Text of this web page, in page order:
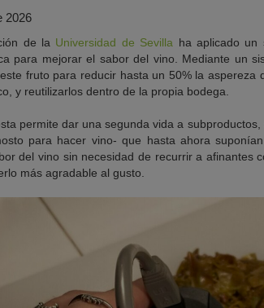
2026
de la Universidad de Sevilla ha aplicado un
para mejorar el sabor del vino. Mediante un
fruto para reducir hasta un 50% la
y reutilizarlos dentro de la propia bodega.
permite dar una segunda vida a
para hacer vino- que hasta ahora
del vino sin necesidad de recurrir a afinantes
más agradable al gusto.